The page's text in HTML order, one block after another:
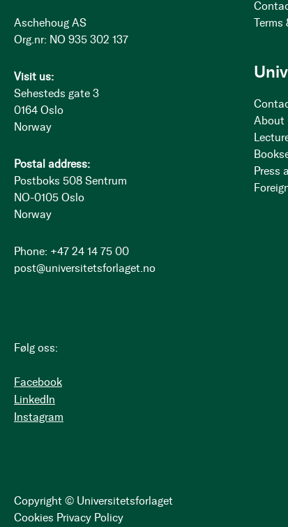
Aschehoug AS
Org.nr: NO 935 302 137
Visit us:
Sehesteds gate 3
0164 Oslo
Norway
Postal address:
Postboks 508 Sentrum
NO-0105 Oslo
Norway
Phone: +47 24 14 75 00
post@universitetsforlaget.no
Følg oss:
Facebook
LinkedIn
Instagram
Copyright © Universitetsforlaget
Cookies Privacy Policy
Terms
About
Press